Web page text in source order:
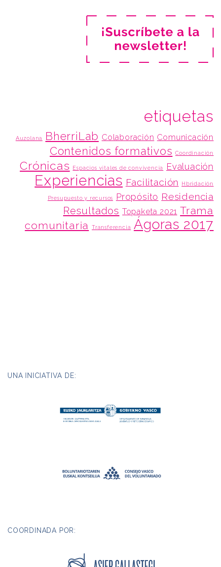
etiquetas
Auzolana BherriLab Colaboración Comunicación
Contenidos formativos Coordinación
Crónicas Espacios vitales de convivencia Evaluación
Experiencias Facilitación Hbridación
Presupuesto y recursos Propósito Residencia
Resultados Topaketa 2021 Trama
comunitaria
Transferencia Ágoras 2017
UNA INICIATIVA DE:
COORDINADA POR: